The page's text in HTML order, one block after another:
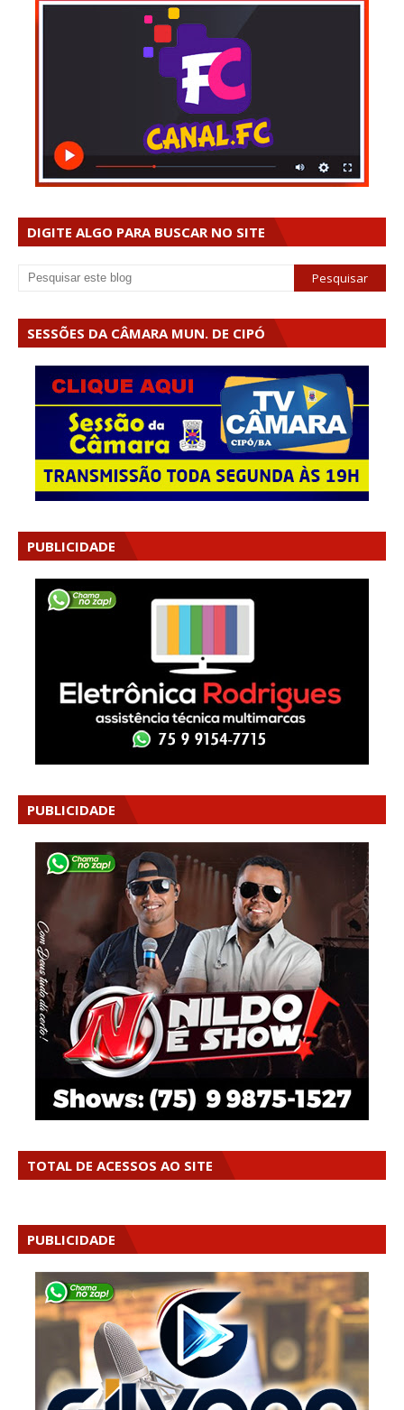
DIGITE ALGO PARA BUSCAR NO SITE
SESSÕES DA CÂMARA MUN. DE CIPÓ
PUBLICIDADE
PUBLICIDADE
TOTAL DE ACESSOS AO SITE
PUBLICIDADE